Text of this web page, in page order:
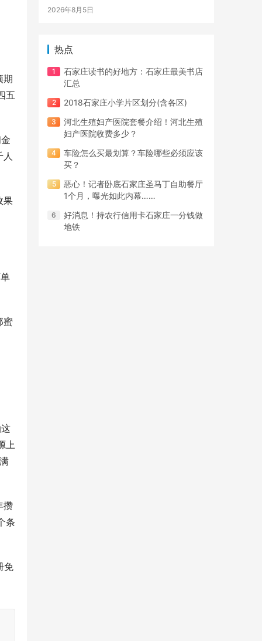
期
五
人
果
蜜
上
攒
条
免
2026年8月5日
热点
石家庄读书的好地方：石家庄最美书店
汇总
2018石家庄小学片区划分(含各区)
河北生殖妇产医院套餐介绍！河北生殖
妇产医院收费多少？
车险怎么买最划算？车险哪些必须应该
买？
恶心！记者卧底石家庄圣马丁自助餐厅
1个月，曝光如此内幕……
好消息！持农行信用卡石家庄一分钱做
地铁